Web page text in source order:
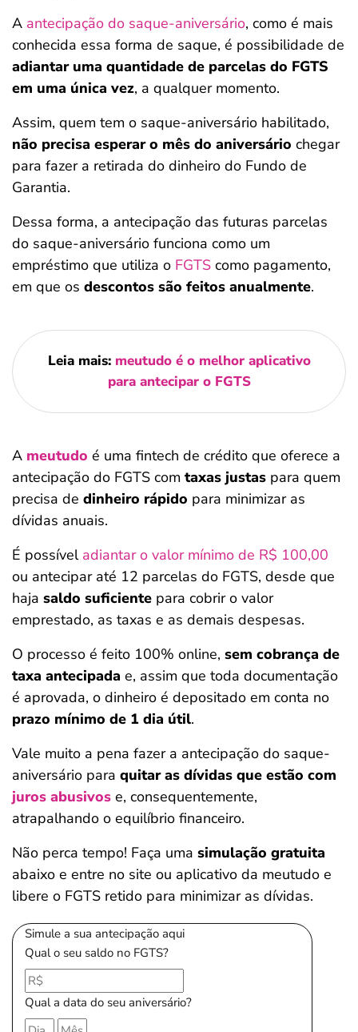
A antecipação do saque-aniversário, como é mais
conhecida essa forma de saque, é possibilidade de
adiantar uma quantidade de parcelas do FGTS
em uma única vez, a qualquer momento.
Assim, quem tem o saque-aniversário habilitado,
não precisa esperar o mês do aniversário chegar
para fazer a retirada do dinheiro do Fundo de
Garantia.
Dessa forma, a antecipação das futuras parcelas
do saque-aniversário funciona como um
empréstimo que utiliza o FGTS como pagamento,
em que os descontos são feitos anualmente.
Leia mais: meutudo é o melhor aplicativo
para antecipar o FGTS
A meutudo é uma fintech de crédito que oferece a
antecipação do FGTS com taxas justas para quem
precisa de dinheiro rápido para minimizar as
dívidas anuais.
É possível adiantar o valor mínimo de R$ 100,00
ou antecipar até 12 parcelas do FGTS, desde que
haja saldo suficiente para cobrir o valor
emprestado, as taxas e as demais despesas.
O processo é feito 100% online, sem cobrança de
taxa antecipada e, assim que toda documentação
é aprovada, o dinheiro é depositado em conta no
prazo mínimo de 1 dia útil.
Vale muito a pena fazer a antecipação do saque-
aniversário para quitar as dívidas que estão com
juros abusivos e, consequentemente,
atrapalhando o equilíbrio financeiro.
Não perca tempo! Faça uma simulação gratuita
abaixo e entre no site ou aplicativo da meutudo e
libere o FGTS retido para minimizar as dívidas.
Simule a sua antecipação aqui
Qual o seu saldo no FGTS?
Qual a data do seu aniversário?